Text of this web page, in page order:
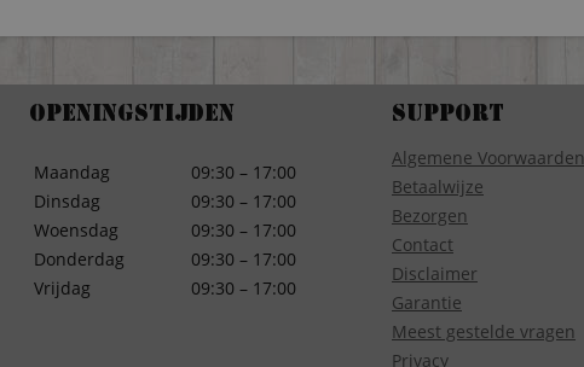
Openingstijden
Maandag
Dinsdag
Woensdag
Donderdag
Vrijdag
09:30 – 17:00
09:30 – 17:00
09:30 – 17:00
09:30 – 17:00
09:30 – 17:00
Support
Algemene Voorwaarden
Betaalwijze
Bezorgen
Contact
Disclaimer
Garantie
Meest gestelde vragen
Privacy